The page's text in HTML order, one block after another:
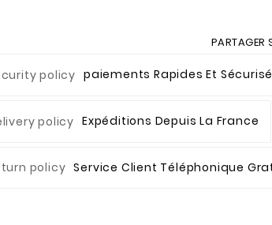
PARTAGER
Paiements Rapides Et
Expéditions Depuis La France
Service Client Téléphonique